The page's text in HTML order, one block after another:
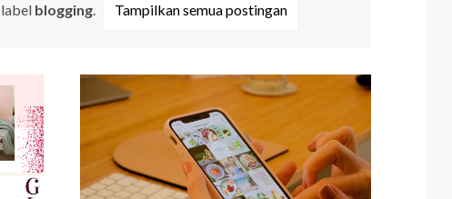
blogging. Tampilkan semua postingan